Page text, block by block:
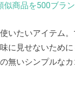
似商品を500ブラ
いたいアイテム
に見せないため
無いシンプルな